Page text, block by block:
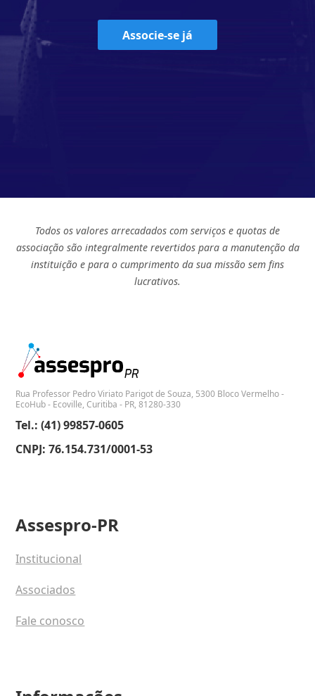
Associe-se já
Todos os valores arrecadados com serviços e quotas de
associação são integralmente revertidos para a manutenção da
instituição e para o cumprimento da sua missão sem fins
lucrativos.
Rua Professor Pedro Viriato Parigot de Souza, 5300 Bloco Vermelho -
EcoHub - Ecoville, Curitiba - PR, 81280-330
Tel.: (41) 99857-0605
CNPJ: 76.154.731/0001-53
Assespro-PR
Institucional
Associados
Fale conosco